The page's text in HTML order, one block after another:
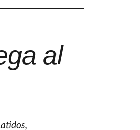
al
,